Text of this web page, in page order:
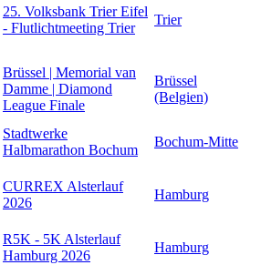
25. Volksbank Trier Eifel
- Flutlichtmeeting Trier
Trier
Brüssel | Memorial van
Damme | Diamond
League Finale
Brüssel
(Belgien)
Stadtwerke
Halbmarathon Bochum
Bochum-Mitte
CURREX Alsterlauf
2026
Hamburg
R5K - 5K Alsterlauf
Hamburg 2026
Hamburg